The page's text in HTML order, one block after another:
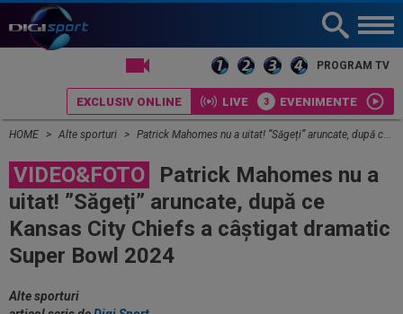
PROGRAM TV
EXCLUSIV ONLINE LIVE EVENIMENTE
HOME Alte sporturi Patrick Mahomes nu a uitat! ”Săgeți” aruncate, după ce Kansas City Chiefs a câștigat dramatic Super Bowl 2024
VIDEO&FOTO
Patrick Mahomes nu a
uitat! ”Săgeți” aruncate, după ce
Kansas City Chiefs a câștigat dramatic
Super Bowl 2024
Alte sporturi